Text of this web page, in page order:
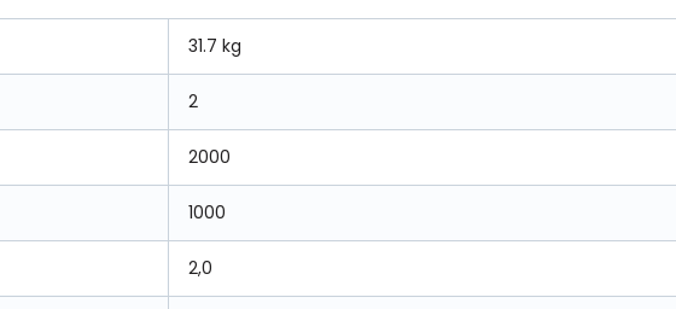
31.7 kg
2
2000
1000
2,0